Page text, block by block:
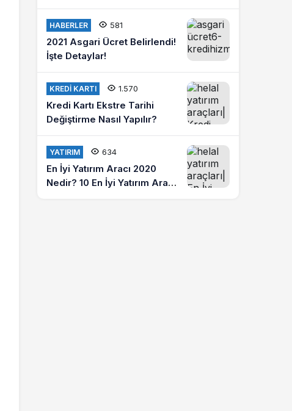
Ülkede Emeklilik Hayatı
Yaşayın
HABERLER 581
2021 Asgari Ücret Belirlendi!
İşte Detaylar!
KREDI KARTI 1.570
Kredi Kartı Ekstre Tarihi
Değiştirme Nasıl Yapılır?
YATIRIM 634
En İyi Yatırım Aracı 2020
Nedir? 10 En İyi Yatırım Aracı